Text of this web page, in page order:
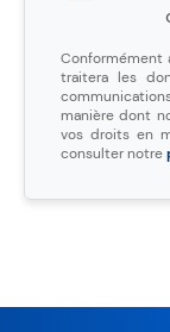
Conformément
traitera les
manière dont
vos droits en
consulter notre